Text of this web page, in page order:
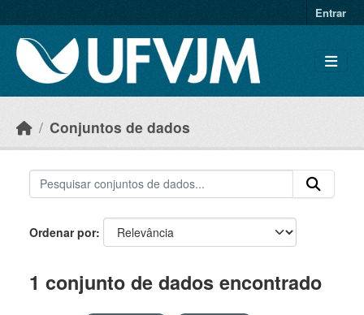
Entrar
Conjuntos de dados
Ordenar por
1 conjunto de dados encontrado